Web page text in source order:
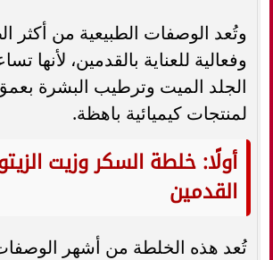
وتُعد الوصفات الطبيعية من أكثر
وفعالية للعناية بالقدمين، لأنها
الجلد الميت وترطيب البشرة
لمنتجات كيميائية باهظة.
أولًا: خلطة السكر وزيت
القدمين
تُعد هذه الخلطة من أشهر الوصفات